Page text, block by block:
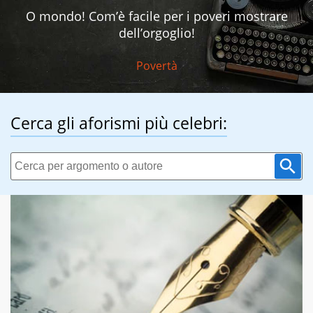
O mondo! Com’è facile per i poveri mostrare
dell’orgoglio!
Povertà
Cerca gli aforismi più celebri: